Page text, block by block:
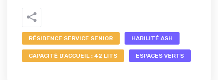
RÉSIDENCE SERVICE SENIOR HABILITÉ ASH
CAPACITÉ D'ACCUEIL : 42 LITS ESPACES VERTS